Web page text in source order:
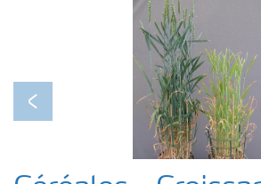
Previous